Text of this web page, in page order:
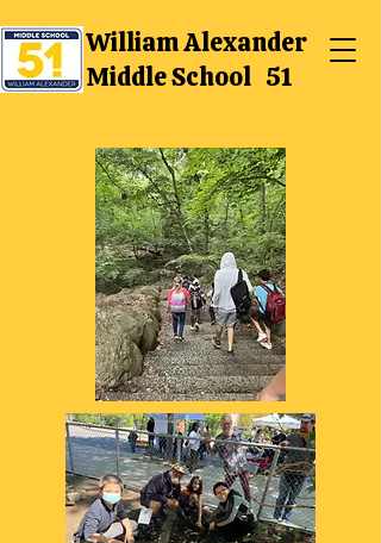
William Alexander
Middle School 51